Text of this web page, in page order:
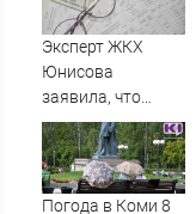
августа 2026 и
прогнозы
Эксперт ЖКХ
Юнисова
заявила, что
ремонт больше не
будет котловым
Погода в Коми 8